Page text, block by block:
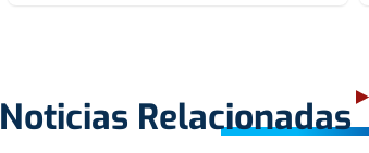
Noticias Relacionadas